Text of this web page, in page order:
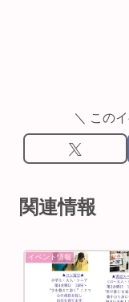
＼ この
関連情報
イベント情報